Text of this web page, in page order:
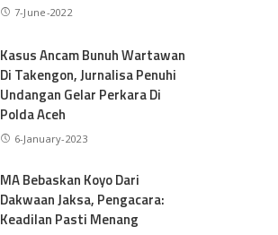
7-June-2022
Kasus Ancam Bunuh Wartawan
Di Takengon, Jurnalisa Penuhi
Undangan Gelar Perkara Di
Polda Aceh
6-January-2023
MA Bebaskan Koyo Dari
Dakwaan Jaksa, Pengacara:
Keadilan Pasti Menang